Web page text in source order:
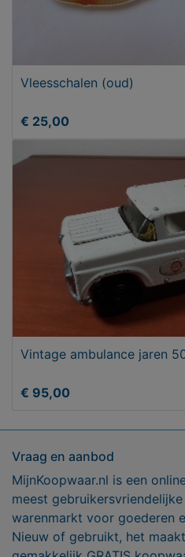
Vleesschalen (oud)
€ 25,00
Vintage ambulance jaren
€ 95,00
Vraag en aanbod
MijnKoopwaar.nl is een
meest
warenmarkt voor goederen
Nieuw of gebruikt, het